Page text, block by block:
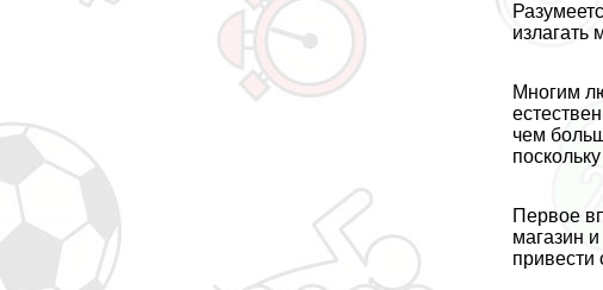
излагать
Многим
чем
Первое
магазин